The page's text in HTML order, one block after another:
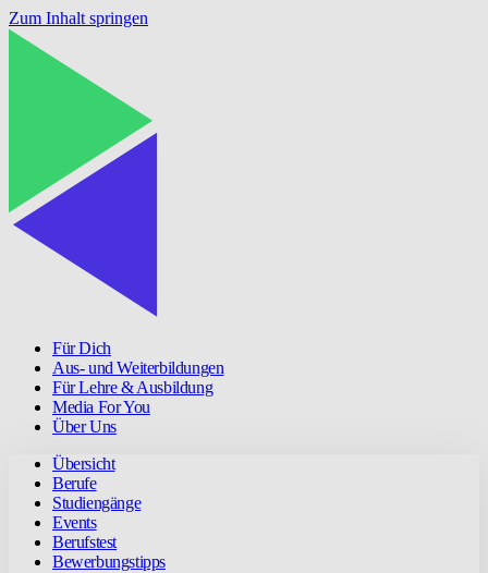
Zum Inhalt springen
Für Dich
Aus- und Weiterbildungen
Für Lehre & Ausbildung
Media For You
Über Uns
Übersicht
Berufe
Studiengänge
Events
Berufstest
Bewerbungstipps